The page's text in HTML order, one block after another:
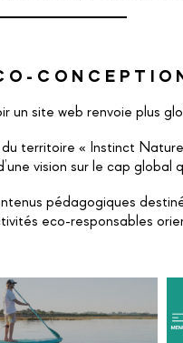
un site web renvoie plus
territoire « Instinct
vision sur le cap global
pédagogiques
eco-responsables